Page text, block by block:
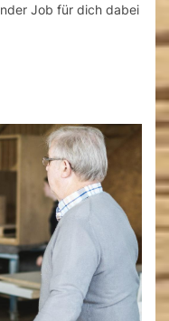
Job für dich dabei